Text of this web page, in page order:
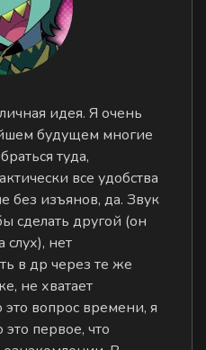
идея. Я очень
будущем многие
туда,
все удобства
без изъянов, да. Звук
сделать другой (он
нет
в др через те же
не хватает
вопрос времени, я
первое, что